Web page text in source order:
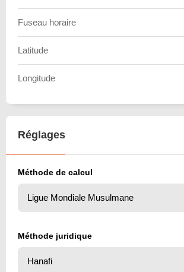
Fuseau horaire
Latitude
Longitude
Réglages
Méthode de calcul
Méthode juridique